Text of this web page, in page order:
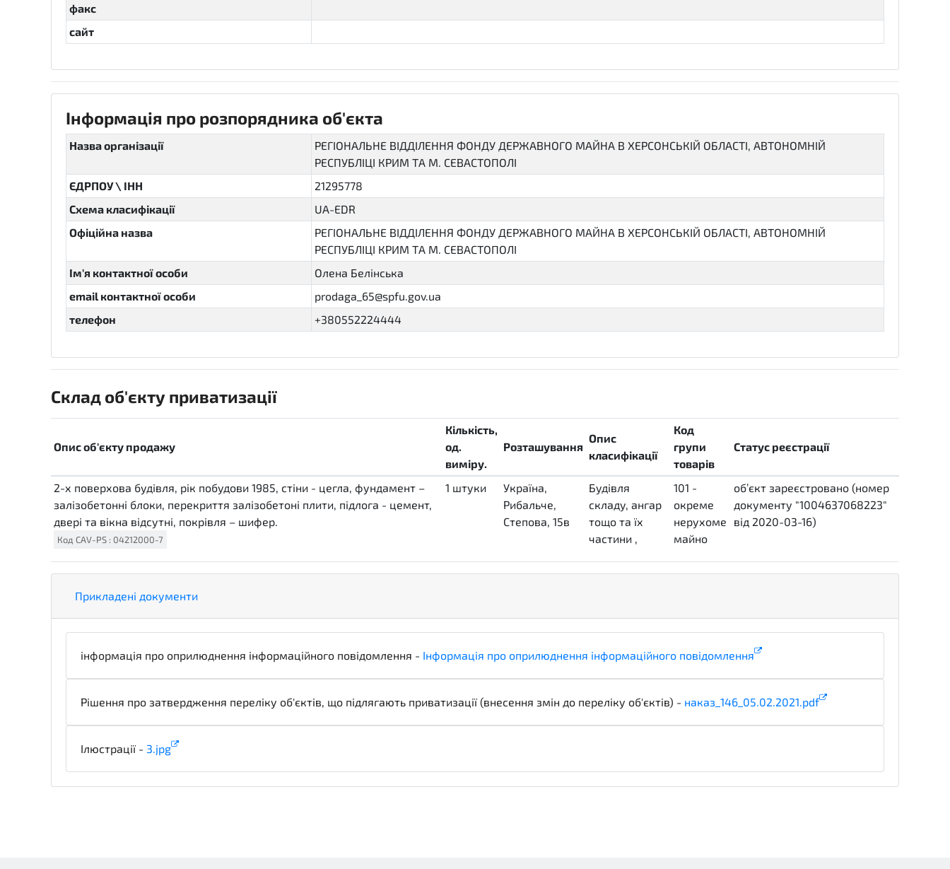
факс
сайт
Інформація про розпорядника об'єкта
Назва організації
РЕГІОНАЛЬНЕ ВІДДІЛЕННЯ ФОНДУ ДЕРЖАВНОГО МАЙНА В ХЕРСОНСЬКІЙ ОБЛАСТІ, АВТОНОМНІЙ
РЕСПУБЛІЦІ КРИМ ТА М. СЕВАСТОПОЛІ
ЄДРПОУ \ ІНН
21295778
Схема класифікації
UA-EDR
Офіційна назва
РЕГІОНАЛЬНЕ ВІДДІЛЕННЯ ФОНДУ ДЕРЖАВНОГО МАЙНА В ХЕРСОНСЬКІЙ ОБЛАСТІ, АВТОНОМНІЙ
РЕСПУБЛІЦІ КРИМ ТА М. СЕВАСТОПОЛІ
Ім'я контактної особи
Олена Белінська
email контактної особи
prodaga_65@spfu.gov.ua
телефон
+380552224444
Склад об'єкту приватизації
Опис об'єкту продажу
Кількість,
од.
виміру.
Розташування
Опис
класифікації
Код
групи
товарів
Статус реєстрації
2-х поверхова будівля, рік побудови 1985, стіни - цегла, фундамент –
залізобетонні блоки, перекриття залізобетоні плити, підлога - цемент,
двері та вікна відсутні, покрівля – шифер.
Код CAV-PS : 04212000-7
1 штуки
Україна,
Рибальче,
Степова, 15в
Будівля
складу, ангар
тощо та їх
частини ,
101 -
окреме
нерухоме
майно
об’єкт зареєстровано (номер
документу "1004637068223"
від 2020-03-16)
Прикладені документи
інформація про оприлюднення інформаційного повідомлення - Інформація про оприлюднення інформаційного повідомлення
Рішення про затвердження переліку об'єктів, що підлягають приватизації (внесення змін до переліку об'єктів) - наказ_146_05.02.2021.pdf
Ілюстрації - 3.jpg